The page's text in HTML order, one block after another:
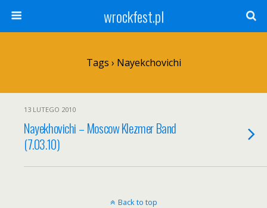
wrockfest.pl
Tags › Nayekchovichi
13 LUTEGO 2010
Nayekhovichi – Moscow Klezmer Band
(7.03.10)
Back to top